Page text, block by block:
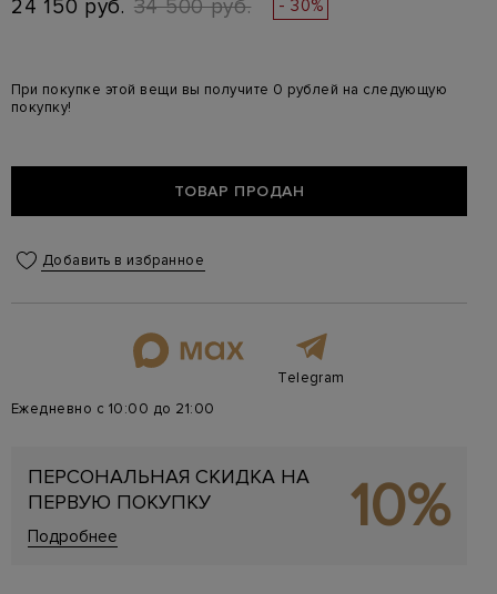
24 150 руб. 34 500 руб. - 30%
При покупке этой вещи вы получите 0 рублей на следующую
покупку!
ТОВАР ПРОДАН
Добавить в избранное
Telegram
Ежедневно с 10:00 до 21:00
ПЕРСОНАЛЬНАЯ СКИДКА НА
ПЕРВУЮ ПОКУПКУ
Подробнее 10%